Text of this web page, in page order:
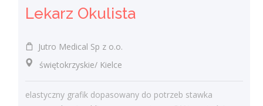
Lekarz Okulista
Jutro Medical Sp z o.o.
świętokrzyskie/ Kielce
elastyczny grafik dopasowany do potrzeb stawka